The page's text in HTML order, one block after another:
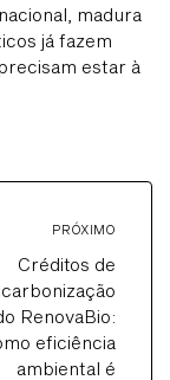
madura
já fazem
estar à
PRÓXIMO
Créditos de
RenovaBio:
eficiência
ambiental é